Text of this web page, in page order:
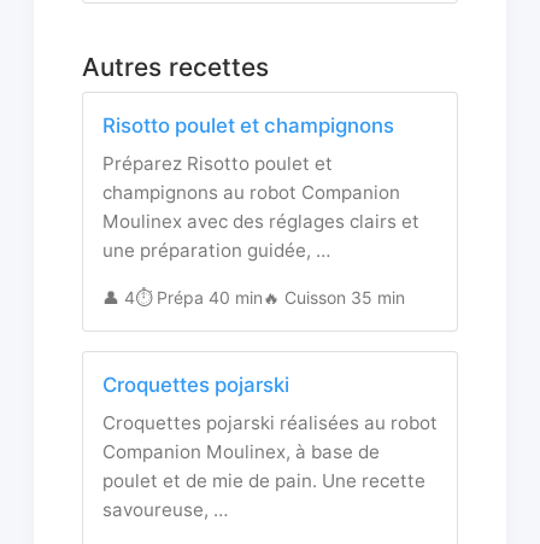
Autres recettes
Risotto poulet et champignons
Préparez Risotto poulet et
champignons au robot Companion
Moulinex avec des réglages clairs et
une préparation guidée, …
👤 4⏱️ Prépa 40 min🔥 Cuisson 35 min
Croquettes pojarski
Croquettes pojarski réalisées au robot
Companion Moulinex, à base de
poulet et de mie de pain. Une recette
savoureuse, …